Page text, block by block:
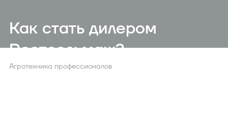
Как стать дилером
Ростсельмаш?
Агротехника профессионалов